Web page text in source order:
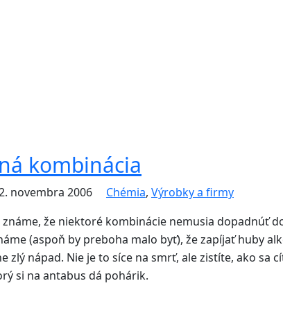
kombinácia
novembra 2006 Chémia, Výrobky a firmy
známe, že niektoré kombinácie nemusia dopadnúť
(aspoň by preboha malo byť), že zapíjať huby
zlý nápad. Nie je to síce na smrť, ale zistíte, ako sa
si na antabus dá pohárik.